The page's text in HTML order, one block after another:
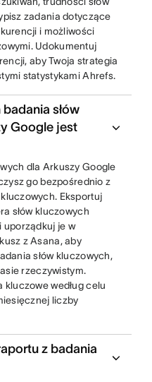
zadania dotyczące
i możliwości
Udokumentuj
aby Twoja strategia
statystykami Ahrefs.
słów
Google jest
dla Arkuszy Google
go bezpośrednio z
Eksportuj
słów kluczowych
uporządkuj je w
z Asana, aby
słów kluczowych,
rzeczywistym.
kluczowe według celu
liczby
z badania